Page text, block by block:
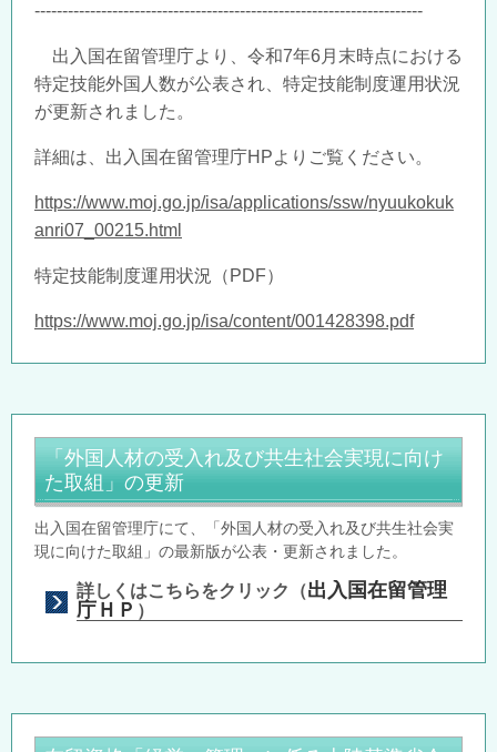
----------------------------------------------------------------------
出入国在留管理庁より、令和7年6月末時点における
特定技能外国人数が公表され、特定技能制度運用状況
が更新されました。
詳細は、出入国在留管理庁HPよりご覧ください。
https://www.moj.go.jp/isa/applications/ssw/nyuukokuk
anri07_00215.html
特定技能制度運用状況（ PDF）
https://www.moj.go.jp/isa/content/001428398.pdf
「外国人材の受入れ及び共生社会実現に向け
た取組」の更新
出入国在留管理庁にて、「外国人材の受入れ及び共生社会実
現に向けた取組」の最新版が公表・更新されました。
詳しくはこちらをクリック（出入国在留管理
庁ＨＰ ）